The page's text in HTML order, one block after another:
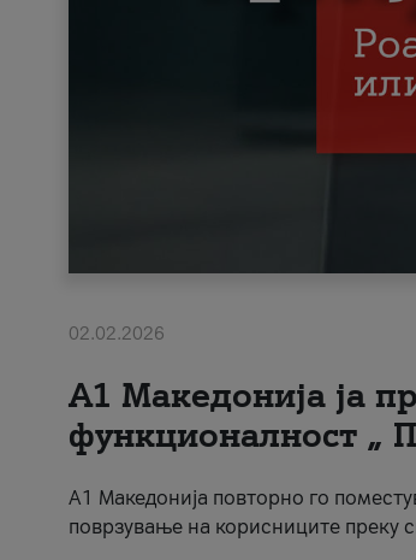
02.02.2026
А1 Македонија ја
функционалност „
А1 Македонија повторно го
поврзување на корисниците преку